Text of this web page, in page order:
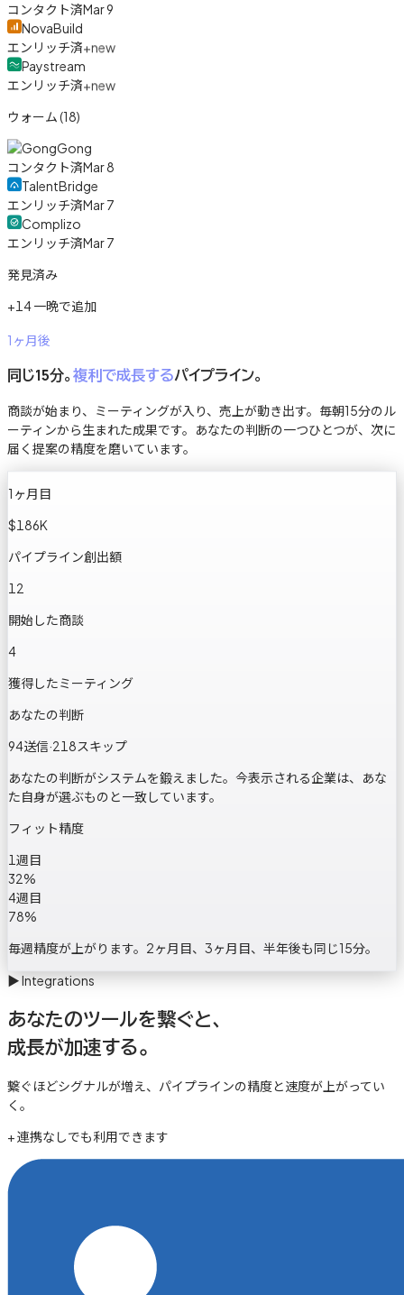
コンタクト済Mar 9
NovaBuild
エンリッチ済+new
Paystream
エンリッチ済+new
ウォーム (18)
Gong
コンタクト済Mar 8
TalentBridge
エンリッチ済Mar 7
Complizo
エンリッチ済Mar 7
発見済み
+14 一晩で追加
1ヶ月後
同じ15分。複利で成長するパイプライン。
商談が始まり、ミーティングが入り、売上が動き出す。毎朝15分のル
ーティンから生まれた成果です。あなたの判断の一つひとつが、次に
届く提案の精度を磨いています。
1ヶ月目
$186K
パイプライン創出額
12
開始した商談
4
獲得したミーティング
あなたの判断
94送信·218スキップ
あなたの判断がシステムを鍛えました。今表示される企業は、あな
た自身が選ぶものと一致しています。
フィット精度
1週目
32%
4週目
78%
毎週精度が上がります。2ヶ月目、3ヶ月目、半年後も同じ15分。
▶Integrations
あなたのツールを繋ぐと、
成長が加速する。
繋ぐほどシグナルが増え、パイプラインの精度と速度が上がってい
く。
+ 連携なしでも利用できます